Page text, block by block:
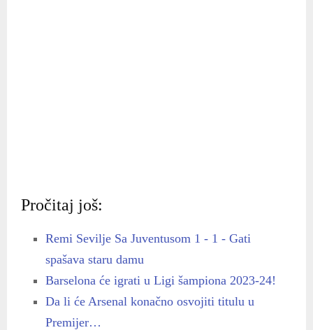
Pročitaj još:
Remi Sevilje Sa Juventusom 1 - 1 - Gati
spašava staru damu
Barselona će igrati u Ligi šampiona 2023-24!
Da li će Arsenal konačno osvojiti titulu u
Premijer…